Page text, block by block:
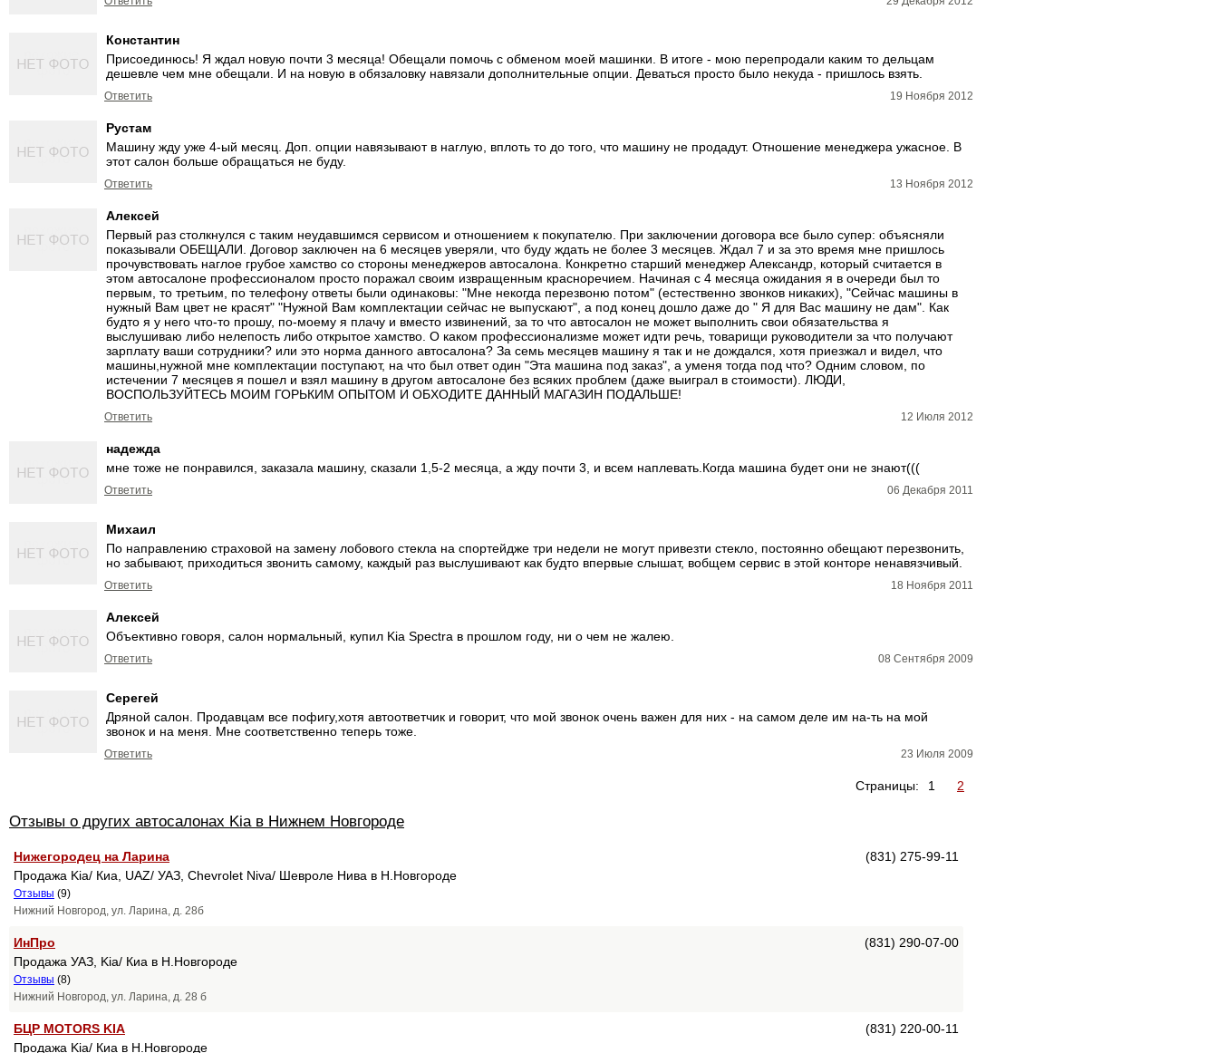
Константин
Присоединюсь! Я ждал новую почти 3 месяца! Обещали помочь с обменом моей машинки. В итоге - мою перепродали каким то дельцам
дешевле чем мне обещали. И на новую в обязаловку навязали дополнительные опции. Деваться просто было некуда - пришлось взять.
Ответить 19 Ноября 2012
Рустам
Машину жду уже 4-ый месяц. Доп. опции навязывают в наглую, вплоть то до того, что машину не продадут. Отношение менеджера ужасное. В
этот салон больше обращаться не буду.
Ответить 13 Ноября 2012
Алексей
Первый раз столкнулся с таким неудавшимся сервисом и отношением к покупателю. При заключении договора все было супер: объясняли
показывали ОБЕЩАЛИ. Договор заключен на 6 месяцев уверяли, что буду ждать не более 3 месяцев. Ждал 7 и за это время мне пришлось
прочувствовать наглое грубое хамство со стороны менеджеров автосалона. Конкретно старший менеджер Александр, который считается в
этом автосалоне профессионалом просто поражал своим извращенным красноречием. Начиная с 4 месяца ожидания я в очереди был то
первым, то третьим, по телефону ответы были одинаковы: "Мне некогда перезвоню потом" (естественно звонков никаких), "Сейчас машины в
нужный Вам цвет не красят" "Нужной Вам комплектации сейчас не выпускают", а под конец дошло даже до " Я для Вас машину не дам". Как
будто я у него что-то прошу, по-моему я плачу и вместо извинений, за то что автосалон не может выполнить свои обязательства я
выслушиваю либо нелепость либо открытое хамство. О каком профессионализме может идти речь, товарищи руководители за что получают
зарплату ваши сотрудники? или это норма данного автосалона? За семь месяцев машину я так и не дождался, хотя приезжал и видел, что
машины,нужной мне комплектации поступают, на что был ответ один "Эта машина под заказ", а уменя тогда под что? Одним словом, по
истечении 7 месяцев я пошел и взял машину в другом автосалоне без всяких проблем (даже выиграл в стоимости). ЛЮДИ,
ВОСПОЛЬЗУЙТЕСЬ МОИМ ГОРЬКИМ ОПЫТОМ И ОБХОДИТЕ ДАННЫЙ МАГАЗИН ПОДАЛЬШЕ!
Ответить 12 Июля 2012
надежда
мне тоже не понравился, заказала машину, сказали 1,5-2 месяца, а жду почти 3, и всем наплевать.Когда машина будет они не знают(((
Ответить 06 Декабря 2011
Михаил
По направлению страховой на замену лобового стекла на спортейдже три недели не могут привезти стекло, постоянно обещают перезвонить,
но забывают, приходиться звонить самому, каждый раз выслушивают как будто впервые слышат, вобщем сервис в этой конторе ненавязчивый.
Ответить 18 Ноября 2011
Алексей
Объективно говоря, салон нормальный, купил Kia Spectra в прошлом году, ни о чем не жалею.
Ответить 08 Сентября 2009
Серегей
Дряной салон. Продавцам все пофигу,хотя автоответчик и говорит, что мой звонок очень важен для них - на самом деле им на-ть на мой
звонок и на меня. Мне соответственно теперь тоже.
Ответить 23 Июля 2009
Страницы: 1 2
Отзывы о других автосалонах Kia в Нижнем Новгороде
Нижегородец на Ларина
(831) 275-99-11
Продажа Kia/ Киа, UAZ/ УАЗ, Chevrolet Niva/ Шевроле Нива в Н.Новгороде
Отзывы (9)
Нижний Новгород, ул. Ларина, д. 28б
ИнПро
(831) 290-07-00
Продажа УАЗ, Kia/ Киа в Н.Новгороде
Отзывы (8)
Нижний Новгород, ул. Ларина, д. 28 б
БЦР MOTORS KIA
(831) 220-00-11
Продажа Kia/ Киа в Н.Новгороде